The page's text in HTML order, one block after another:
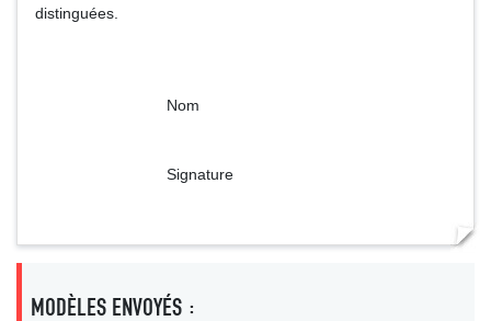
distinguées.
Nom
Signature
MODÈLES ENVOYÉS :